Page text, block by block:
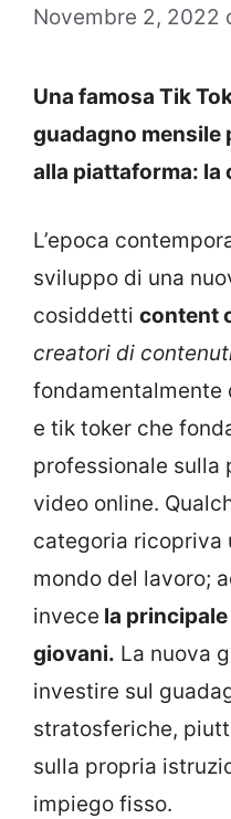
Novembre 2, 2022
Una famosa Tik
guadagno mensile
alla piattaforma: la
L’epoca
sviluppo di una
cosiddetti content
creatori di
fondamentalmente
e tik toker che
professionale sulla
video online.
categoria ricopriva
mondo del lavoro;
invece la
giovani. La nuova
investire sul
stratosferiche,
sulla propria
impiego fisso.